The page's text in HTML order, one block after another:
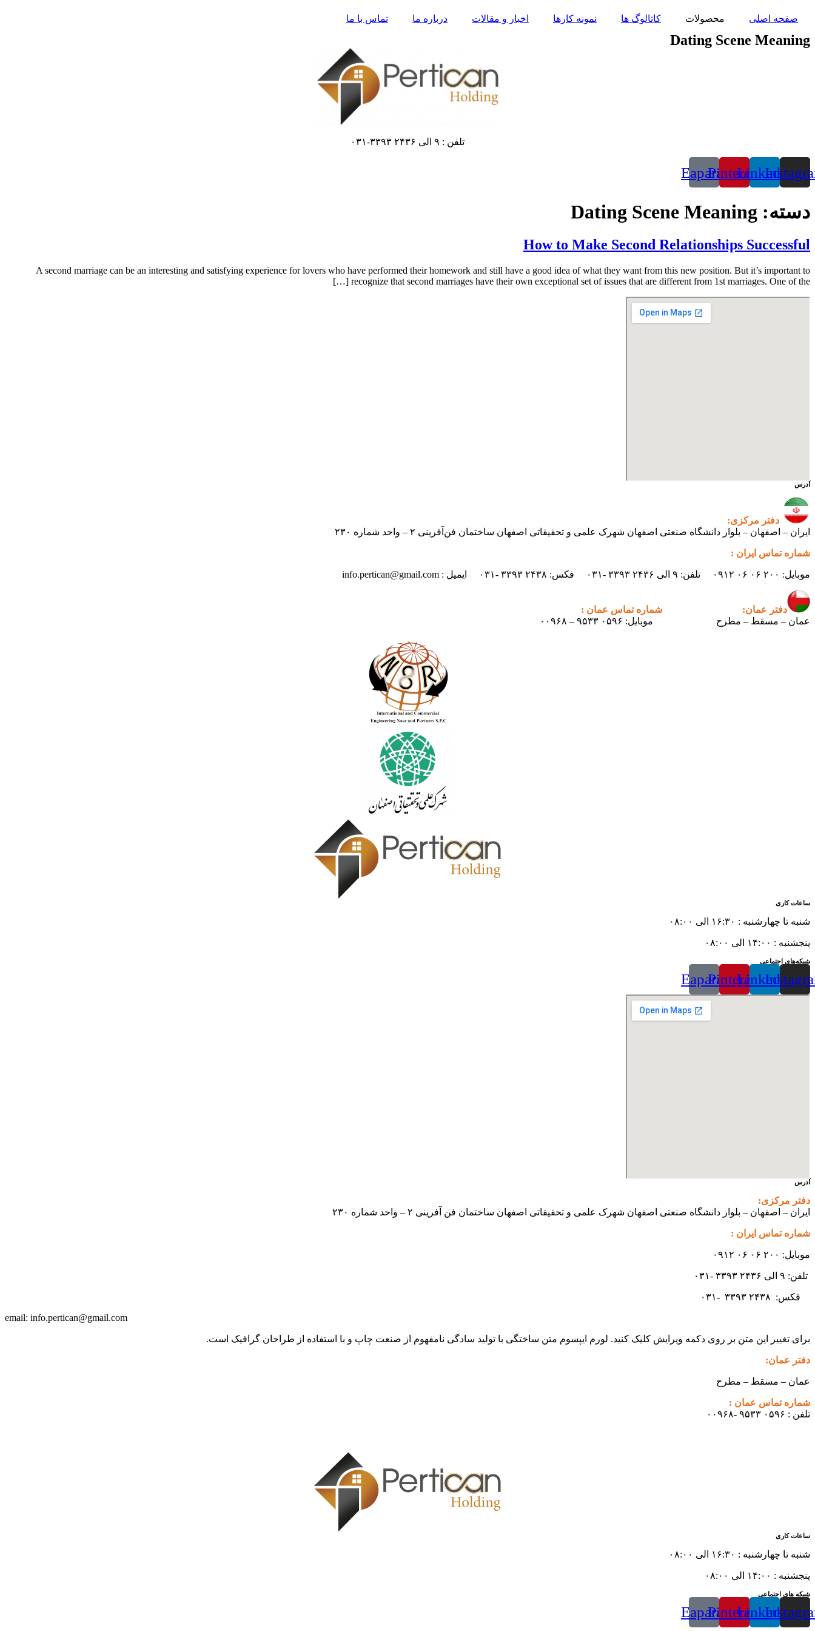
محتوا
صفحه اصلی محصولات کاتالوگ ها نمونه کارها اخبار و مقالات درباره ما تماس با ما
Dating Scene Meaning
تلفن : ۹ الی ۲۴۳۶ ۳۳۹۳-۰۳۱
Linkedin
Pinterest
Eaparat
دسته: Dating Scene Meaning
How to Make Second Relationships Successful
A second marriage can be an interesting and satisfying experience for lovers who have performed their homework and still have a good idea of what they want from this new position. But it’s important to
recognize that second marriages have their own exceptional set of issues that are different from 1st marriages. One of the […]
آدرس
دفتر مرکزی:
ایران – اصفهان – بلوار دانشگاه صنعتی اصفهان شهرک علمی و تحقیقاتی اصفهان ساختمان فن‌آفرینی ۲ – واحد شماره ۲۳۰
شماره تماس ایران :
موبایل: ۲۰۰ ۰۶ ۰۶ ۰۹۱۲ تلفن: ۹ الی ۲۴۳۶ ۳۳۹۳ -۰۳۱ فکس: ۲۴۳۸ ۳۳۹۳ -۰۳۱ ایمیل : info.pertican@gmail.com
دفتر عمان:
شماره تماس عمان :
عمان – مسقط – مطرح موبایل: ۰۵۹۶ ۹۵۳۳ – ۰۰۹۶۸
ساعات کاری
شنبه تا چهارشنبه : ۱۶:۳۰ الی ۰۸:۰۰
پنجشنبه : ۱۴:۰۰ الی ۰۸:۰۰
شبکه‌های اجتماعی
Linkedin
Pinterest
Eaparat
آدرس
دفتر مرکزی:
ایران – اصفهان – بلوار دانشگاه صنعتی اصفهان شهرک علمی و تحقیقاتی اصفهان ساختمان فن آفرینی ۲ – واحد شماره ۲۳۰
شماره تماس ایران :
موبایل: ۲۰۰ ۰۶ ۰۶ ۰۹۱۲
تلفن: ۹ الی ۲۴۳۶ ۳۳۹۳ -۰۳۱
فکس: ۳۳۹۳ ۲۴۳۸ -۰۳۱
info.pertican@gmail.com
برای تغییر این متن بر روی دکمه ویرایش کلیک کنید. لورم ایپسوم متن ساختگی با تولید سادگی نامفهوم از صنعت چاپ و با استفاده از طراحان گرافیک است.
دفتر عمان:
عمان – مسقط – مطرح
شماره تماس عمان :
تلفن : ۰۵۹۶ ۹۵۳۳ -۰۰۹۶۸
ساعات کاری
شنبه تا چهارشنبه : ۱۶:۳۰ الی ۰۸:۰۰
پنجشنبه : ۱۴:۰۰ الی ۰۸:۰۰
شبکه های اجتماعی
Linkedin
Pinterest
Eaparat